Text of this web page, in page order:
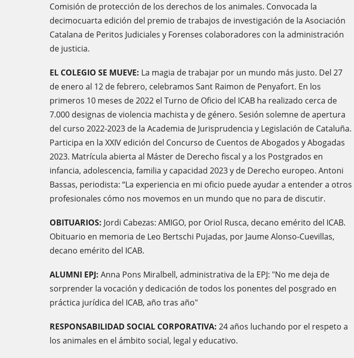
Comisión de protección de los derechos de los animales. Convocada la
decimocuarta edición del premio de trabajos de investigación de la Asociación
Catalana de Peritos Judiciales y Forenses colaboradores con la administración
de justicia.
EL COLEGIO SE MUEVE: La magia de trabajar por un mundo más justo. Del 27
de enero al 12 de febrero, celebramos Sant Raimon de Penyafort. En los
primeros 10 meses de 2022 el Turno de Oficio del ICAB ha realizado cerca de
7.000 designas de violencia machista y de género. Sesión solemne de apertura
del curso 2022-2023 de la Academia de Jurisprudencia y Legislación de Cataluña.
Participa en la XXIV edición del Concurso de Cuentos de Abogados y Abogadas
2023. Matrícula abierta al Máster de Derecho fiscal y a los Postgrados en
infancia, adolescencia, familia y capacidad 2023 y de Derecho europeo. Antoni
Bassas, periodista: “La experiencia en mi oficio puede ayudar a entender a otros
profesionales cómo nos movemos en un mundo que no para de discutir.
OBITUARIOS: Jordi Cabezas: AMIGO, por Oriol Rusca, decano emérito del ICAB.
Obituario en memoria de Leo Bertschi Pujadas, por Jaume Alonso-Cuevillas,
decano emérito del ICAB.
ALUMNI EPJ: Anna Pons Miralbell, administrativa de la EPJ: "No me deja de
sorprender la vocación y dedicación de todos los ponentes del posgrado en
práctica jurídica del ICAB, año tras año"
RESPONSABILIDAD SOCIAL CORPORATIVA: 24 años luchando por el respeto a
los animales en el ámbito social, legal y educativo.